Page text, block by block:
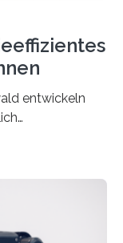
entwickeln
Gehirn. Die
verbrauchen